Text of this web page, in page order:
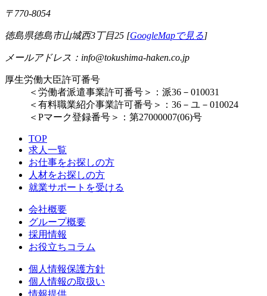
〒770-8054
徳島県徳島市山城西3丁目25 [GoogleMapで見る]
メールアドレス：info@tokushima-haken.co.jp
厚生労働大臣許可番号
＜労働者派遣事業許可番号＞：派36－010031
＜有料職業紹介事業許可番号＞：36－ユ－010024
＜Pマーク登録番号＞：第27000007(06)号
TOP
求人一覧
お仕事をお探しの方
人材をお探しの方
就業サポートを受ける
会社概要
グループ概要
採用情報
お役立ちコラム
個人情報保護方針
個人情報の取扱い
情報提供